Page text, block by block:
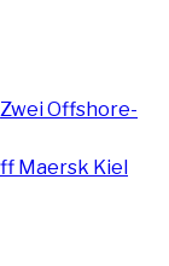
Zwei Offshore-
Maersk Kiel